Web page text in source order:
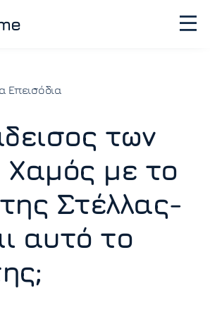
Επεισόδια
των
Χαμός με το
Στέλλας-
αυτό το